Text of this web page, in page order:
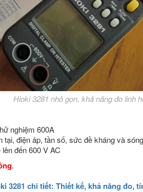
Hioki 3281 nhỏ gọn, khả năng đo linh
nghiệm 600A
điện áp, tần số, sức đề kháng và
đến 600 V AC
.
3281 chi tiết: Thiết kế, khả năng đo,